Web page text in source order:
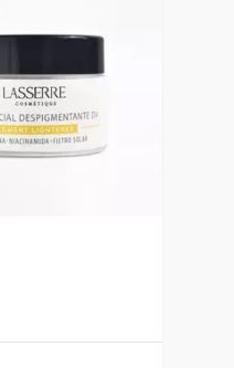
Vista Previa